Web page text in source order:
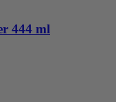
444 ml